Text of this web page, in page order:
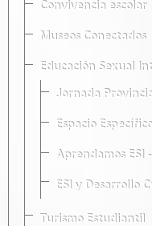
Convivencia escolar
Museos Conectados
Educación Sexual
Jornada
Espacio
Aprendamos ESI
ESI y Desarrollo
Turismo Estudiantil